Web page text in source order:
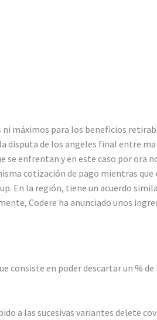
máximos para los beneficios
de los angeles final entre ma
se enfrentan y en este caso por ora
cotización de pago mientras
En la región, tiene un acuerdo
Codere ha anunciado unos
consiste en poder descartar un %
a las sucesivas variantes delete